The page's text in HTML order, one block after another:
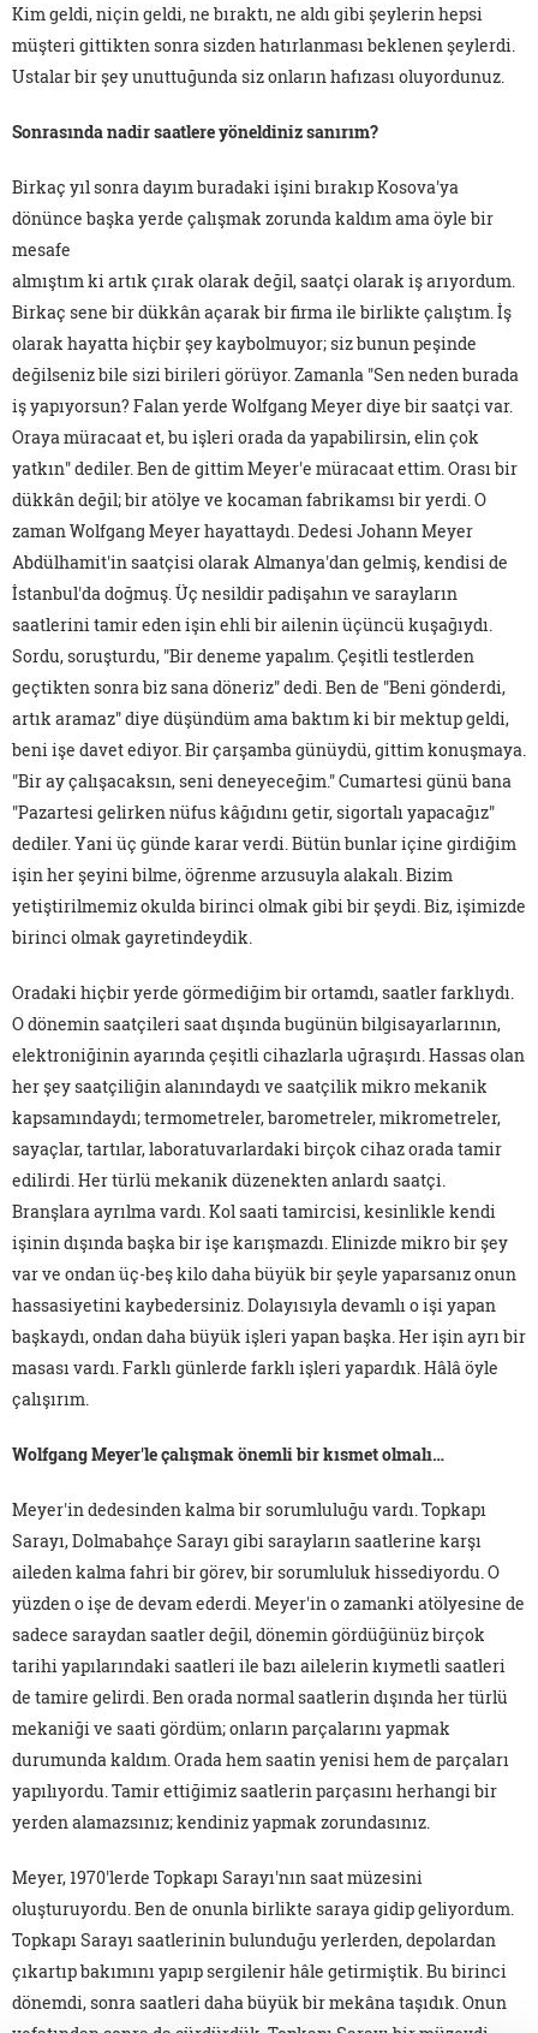
Kim geldi, niçin geldi, ne bıraktı, ne aldı gibi şeylerin hepsi
müşteri gittikten sonra sizden hatırlanması beklenen şeylerdi.
Ustalar bir şey unuttuğunda siz onların hafızası oluyordunuz.
Sonrasında nadir saatlere yöneldiniz sanırım?
Birkaç yıl sonra dayım buradaki işini bırakıp Kosova'ya
dönünce başka yerde çalışmak zorunda kaldım ama öyle bir
mesafe
almıştım ki artık çırak olarak değil, saatçi olarak iş arıyordum.
Birkaç sene bir dükkân açarak bir firma ile birlikte çalıştım. İş
olarak hayatta hiçbir şey kaybolmuyor; siz bunun peşinde
değilseniz bile sizi birileri görüyor. Zamanla "Sen neden burada
iş yapıyorsun? Falan yerde Wolfgang Meyer diye bir saatçi var.
Oraya müracaat et, bu işleri orada da yapabilirsin, elin çok
yatkın" dediler. Ben de gittim Meyer'e müracaat ettim. Orası bir
dükkân değil; bir atölye ve kocaman fabrikamsı bir yerdi. O
zaman Wolfgang Meyer hayattaydı. Dedesi Johann Meyer
Abdülhamit'in saatçisi olarak Almanya'dan gelmiş, kendisi de
İstanbul'da doğmuş. Üç nesildir padişahın ve sarayların
saatlerini tamir eden işin ehli bir ailenin üçüncü kuşağıydı.
Sordu, soruşturdu, "Bir deneme yapalım. Çeşitli testlerden
geçtikten sonra biz sana döneriz" dedi. Ben de "Beni gönderdi,
artık aramaz" diye düşündüm ama baktım ki bir mektup geldi,
beni işe davet ediyor. Bir çarşamba günüydü, gittim konuşmaya.
"Bir ay çalışacaksın, seni deneyeceğim." Cumartesi günü bana
"Pazartesi gelirken nüfus kâğıdını getir, sigortalı yapacağız"
dediler. Yani üç günde karar verdi. Bütün bunlar içine girdiğim
işin her şeyini bilme, öğrenme arzusuyla alakalı. Bizim
yetiştirilmemiz okulda birinci olmak gibi bir şeydi. Biz, işimizde
birinci olmak gayretindeydik.
Oradaki hiçbir yerde görmediğim bir ortamdı, saatler farklıydı.
O dönemin saatçileri saat dışında bugünün bilgisayarlarının,
elektroniğinin ayarında çeşitli cihazlarla uğraşırdı. Hassas olan
her şey saatçiliğin alanındaydı ve saatçilik mikro mekanik
kapsamındaydı; termometreler, barometreler, mikrometreler,
sayaçlar, tartılar, laboratuvarlardaki birçok cihaz orada tamir
edilirdi. Her türlü mekanik düzenekten anlardı saatçi.
Branşlara ayrılma vardı. Kol saati tamircisi, kesinlikle kendi
işinin dışında başka bir işe karışmazdı. Elinizde mikro bir şey
var ve ondan üç-beş kilo daha büyük bir şeyle yaparsanız onun
hassasiyetini kaybedersiniz. Dolayısıyla devamlı o işi yapan
başkaydı, ondan daha büyük işleri yapan başka. Her işin ayrı bir
masası vardı. Farklı günlerde farklı işleri yapardık. Hâlâ öyle
çalışırım.
Wolfgang Meyer'le çalışmak önemli bir kısmet olmalı…
Meyer'in dedesinden kalma bir sorumluluğu vardı. Topkapı
Sarayı, Dolmabahçe Sarayı gibi sarayların saatlerine karşı
aileden kalma fahri bir görev, bir sorumluluk hissediyordu. O
yüzden o işe de devam ederdi. Meyer'in o zamanki atölyesine de
sadece saraydan saatler değil, dönemin gördüğünüz birçok
tarihi yapılarındaki saatleri ile bazı ailelerin kıymetli saatleri
de tamire gelirdi. Ben orada normal saatlerin dışında her türlü
mekaniği ve saati gördüm; onların parçalarını yapmak
durumunda kaldım. Orada hem saatin yenisi hem de parçaları
yapılıyordu. Tamir ettiğimiz saatlerin parçasını herhangi bir
yerden alamazsınız; kendiniz yapmak zorundasınız.
Meyer, 1970'lerde Topkapı Sarayı'nın saat müzesini
oluşturuyordu. Ben de onunla birlikte saraya gidip geliyordum.
Topkapı Sarayı saatlerinin bulunduğu yerlerden, depolardan
çıkartıp bakımını yapıp sergilenir hâle getirmiştik. Bu birinci
dönemdi, sonra saatleri daha büyük bir mekâna taşıdık. Onun